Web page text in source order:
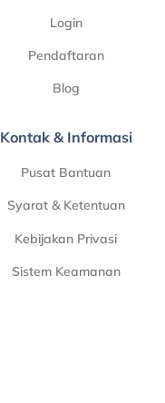
Login
Pendaftaran
Blog
Kontak & Informasi
Pusat Bantuan
Syarat & Ketentuan
Kebijakan Privasi
Sistem Keamanan